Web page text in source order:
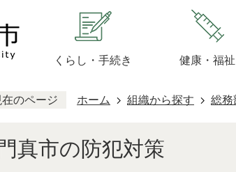
くらし・手続き 健康・福祉
在のページ ホーム 組織から探す 総務
門真市の防犯対策